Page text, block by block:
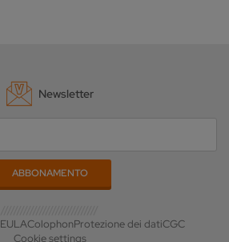
Newsletter
EULAColophonProtezione dei datiCGC
Cookie settings